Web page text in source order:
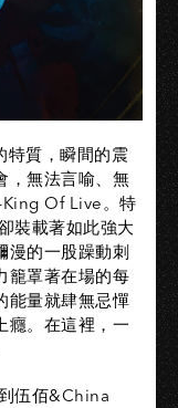
特質，瞬間的震
，無法言喻、無
Of Live。特
裝載著如此強大
漫的一股躁動刺
籠罩著在場的每
能量就肆無忌憚
癮。在這裡，一
伍佰&China